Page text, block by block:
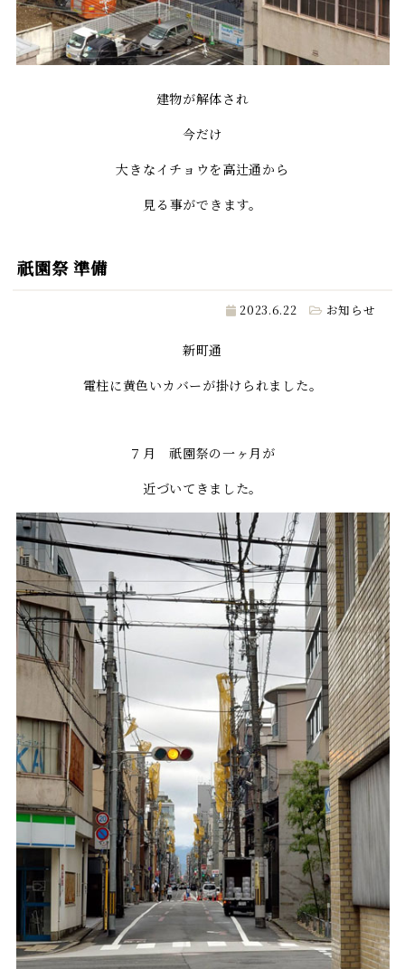
建物が解体され
今だけ
大きなイチョウを高辻通から
見る事ができます。
祇園祭 準備
2023.6.22 お知らせ
新町通
電柱に黄色いカバーが掛けられました。
７月 祇園祭の一ヶ月が
近づいてきました。